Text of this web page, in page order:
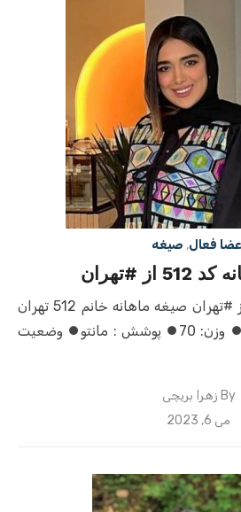
اعضا فعال, صیغه
از #تهران
صیغه ماهیانه کد 512 از #تهران صیغه ماهانه خانم 512 تهران
⏺ سن: 26⏺ قد : 174⏺ وزن: 70⏺ پوشش : مانتو⏺ وضعیت
By زهرا بریچی
Posted
می 6, 2023